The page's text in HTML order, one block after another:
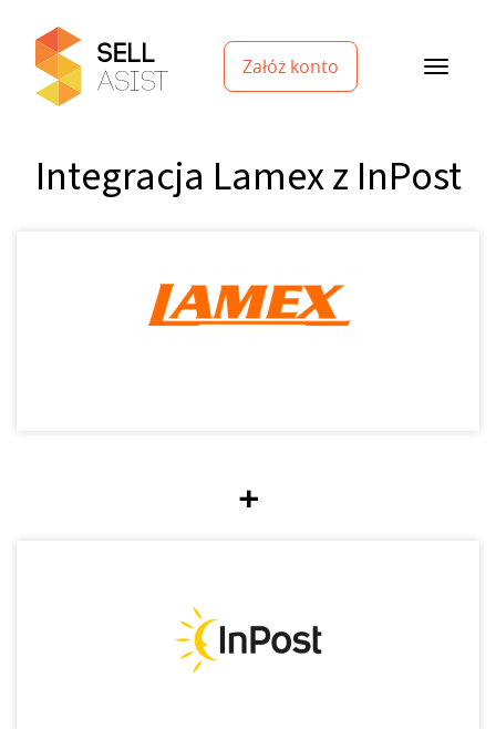
Załóż konto
Integracja Lamex z InPost
+